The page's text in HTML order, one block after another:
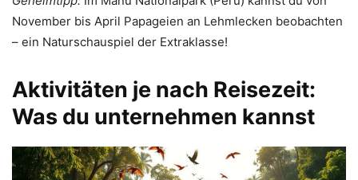
November bis April Papageien an Lehmlecken beobachten
– ein Naturschauspiel der Extraklasse!
Aktivitäten je nach Reisezeit:
Was du unternehmen kannst